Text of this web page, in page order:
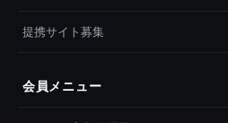
提携サイト募集
会員メニュー